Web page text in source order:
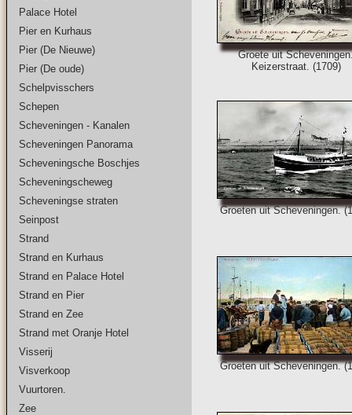
Palace Hotel
Pier en Kurhaus
Pier (De Nieuwe)
Pier (De oude)
Schelpvisschers
Schepen
Scheveningen - Kanalen
Scheveningen Panorama
Scheveningsche Boschjes
Scheveningscheweg
Scheveningse straten
Seinpost
Strand
Strand en Kurhaus
Strand en Palace Hotel
Strand en Pier
Strand en Zee
Strand met Oranje Hotel
Visserij
Visverkoop
Vuurtoren.
Zee
Groete uit
Keizerstraat. (1709)
Groeten uit Scheveningen.
Groeten uit Scheveningen.